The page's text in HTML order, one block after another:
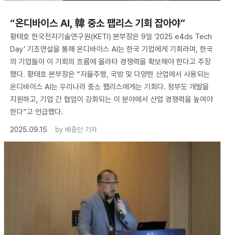
“온디바이스 AI, 韓 중소 팹리스 기회 잡아야”
황태호 한국전자기술연구원(KETI) 본부장은 9일 ‘2025 e4ds Tech
Day’ 기조연설을 통해 온디바이스 AI는 한국 기업에게 기회라며, 한국
의 기업들이 이 기회의 흐름에 올라타 경쟁력을 확보해야 한다고 주장
했다. 황태호 본부장은 “자율주행, 국방 및 다양한 산업에서 사용되는
온디바이스 AI는 우리나라 중소 팹리스에게는 기회다. 정부도 개발을
지원하고, 기업 간 협업이 강화되는 이 분야에서 산업 경쟁력을 높여야
한다”고 언급했다.
2025.09.15
by 배종인 기자